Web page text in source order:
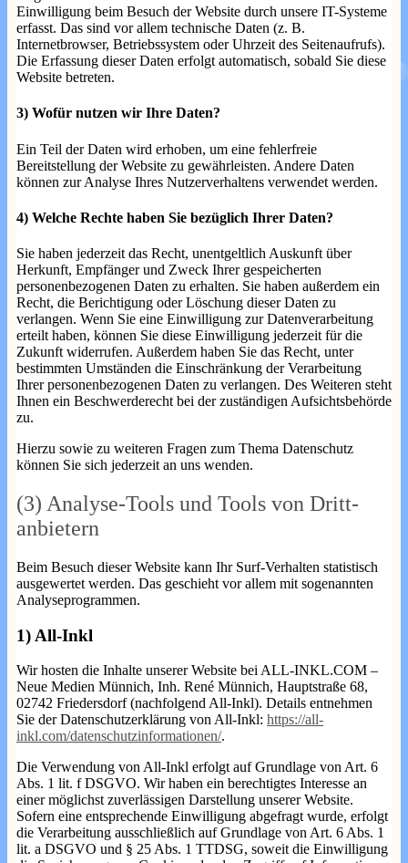
Einwilligung beim Besuch der Website durch unsere IT-Systeme
erfasst. Das sind vor allem technische Daten (z. B.
Internetbrowser, Betriebssystem oder Uhrzeit des Seitenaufrufs).
Die Erfassung dieser Daten erfolgt automatisch, sobald Sie diese
Website betreten.
3) Wofür nutzen wir Ihre Daten?
Ein Teil der Daten wird erhoben, um eine fehlerfreie
Bereitstellung der Website zu gewährleisten. Andere Daten
können zur Analyse Ihres Nutzerverhaltens verwendet werden.
4) Welche Rechte haben Sie bezüglich Ihrer Daten?
Sie haben jederzeit das Recht, unentgeltlich Auskunft über
Herkunft, Empfänger und Zweck Ihrer gespeicherten
personenbezogenen Daten zu erhalten. Sie haben außerdem ein
Recht, die Berichtigung oder Löschung dieser Daten zu
verlangen. Wenn Sie eine Einwilligung zur Datenverarbeitung
erteilt haben, können Sie diese Einwilligung jederzeit für die
Zukunft widerrufen. Außerdem haben Sie das Recht, unter
bestimmten Umständen die Einschränkung der Verarbeitung
Ihrer personenbezogenen Daten zu verlangen. Des Weiteren steht
Ihnen ein Beschwerderecht bei der zuständigen Aufsichtsbehörde
zu.
Hierzu sowie zu weiteren Fragen zum Thema Datenschutz
können Sie sich jederzeit an uns wenden.
(3) Analyse-Tools und Tools von Dritt­
anbietern
Beim Besuch dieser Website kann Ihr Surf-Verhalten statistisch
ausgewertet werden. Das geschieht vor allem mit sogenannten
Analyseprogrammen.
1) All-Inkl
Wir hosten die Inhalte unserer Website bei ALL-INKL.COM –
Neue Medien Münnich, Inh. René Münnich, Hauptstraße 68,
02742 Friedersdorf (nachfolgend All-Inkl). Details entnehmen
Sie der Datenschutzerklärung von All-Inkl: https://all-
inkl.com/datenschutzinformationen/.
Die Verwendung von All-Inkl erfolgt auf Grundlage von Art. 6
Abs. 1 lit. f DSGVO. Wir haben ein berechtigtes Interesse an
einer möglichst zuverlässigen Darstellung unserer Website.
Sofern eine entsprechende Einwilligung abgefragt wurde, erfolgt
die Verarbeitung ausschließlich auf Grundlage von Art. 6 Abs. 1
lit. a DSGVO und § 25 Abs. 1 TTDSG, soweit die Einwilligung